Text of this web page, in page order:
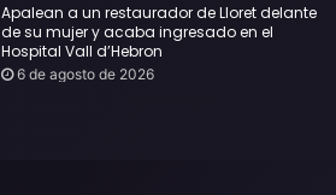
Apalean a un restaurador de Lloret delante
de su mujer y acaba ingresado en el
Hospital Vall d’Hebron
6 de agosto de 2026